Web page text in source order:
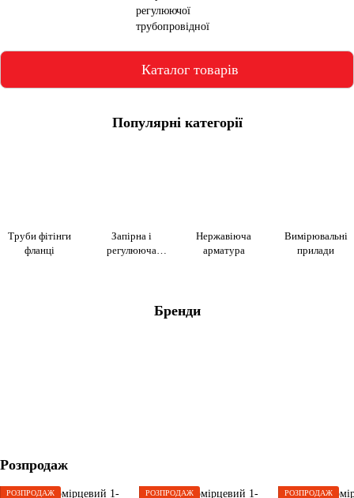
Каталог товарів
Популярні категорії
Труби фітінги
фланці
Запірна і
регулююча
Нержавіюча
арматура
Вимірювальні
прилади
Бренди
Розпродаж
РОЗПРОДАЖ РОЗПРОДАЖ РОЗПРОДАЖ